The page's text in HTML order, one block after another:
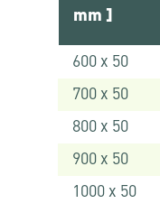
mm ]
600 x 50
700 x 50
800 x 50
900 x 50
1000 x 50